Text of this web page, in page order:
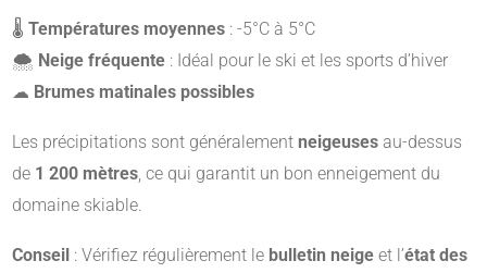
🌡 Températures moyennes : -5°C à 5°C
🌨 Neige fréquente : Idéal pour le ski et les sports d’hiver
☁ Brumes matinales possibles
Les précipitations sont généralement neigeuses au-dessus
de 1 200 mètres , ce qui garantit un bon enneigement du
domaine skiable.
Conseil : Vérifiez régulièrement le bulletin neige et l’état des